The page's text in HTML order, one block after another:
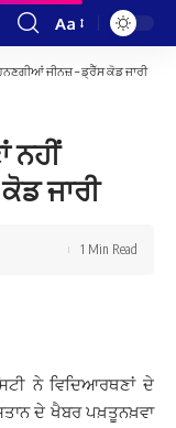
Font
Resizer
Aa
ਜੀਨਜ਼ – ਡ੍ਰੈੱਸ ਕੋਡ ਜਾਰੀ
ਨਹੀਂ
ਜਾਰੀ
1 Min Read
ਨੇ ਵਿਦਿਆਰਥਣਾਂ ਦੇ
ਦੇ ਖੈਬਰ ਪਖ਼ਤੂਨਖ਼ਵਾ